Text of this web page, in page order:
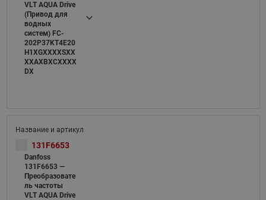
VLT AQUA Drive
(Привод для
водных
систем) FC-
202P37KT4E20
H1XGXXXXSXX
XXAXBXCXXXX
DX
131F6653
Danfoss
131F6653 —
Преобразовате
ль частоты
VLT AQUA Drive